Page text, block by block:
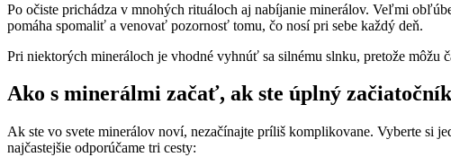
Po očiste prichádza v mnohých rituáloch aj nabíjanie minerálov. Veľmi
pomáha spomaliť a venovať pozornosť tomu, čo nosí pri sebe každý deň.
Pri niektorých mineráloch je vhodné vyhnúť sa silnému slnku, pretože môžu
Ako s minerálmi začať, ak ste úplný začiatočník
Ak ste vo svete minerálov noví, nezačínajte príliš komplikovane. Vyberte si
najčastejšie odporúčame tri cesty: